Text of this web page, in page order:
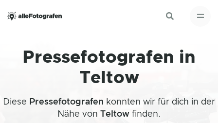
Pressefotografen in
Teltow
Diese Pressefotografen konnten wir für dich in der
Nähe von Teltowfinden.